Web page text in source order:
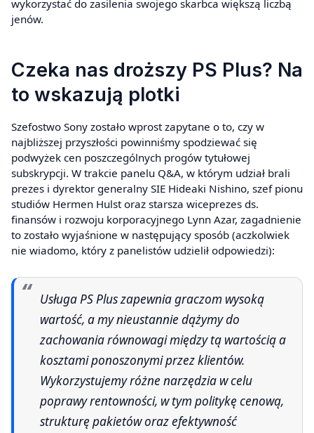
wykorzystać do zasilenia swojego skarbca większą liczbą
jenów.
Czeka nas droższy PS Plus? Na
to wskazują plotki
Szefostwo Sony zostało wprost zapytane o to, czy w
najbliższej przyszłości powinniśmy spodziewać się
podwyżek cen poszczególnych progów tytułowej
subskrypcji. W trakcie panelu Q&A, w którym udział brali
prezes i dyrektor generalny SIE Hideaki Nishino, szef pionu
studiów Hermen Hulst oraz starsza wiceprezes ds.
finansów i rozwoju korporacyjnego Lynn Azar, zagadnienie
to zostało wyjaśnione w następujący sposób (aczkolwiek
nie wiadomo, który z panelistów udzielił odpowiedzi):
Usługa PS Plus zapewnia graczom wysoką
wartość, a my nieustannie dążymy do
zachowania równowagi między tą wartością a
kosztami ponoszonymi przez klientów.
Wykorzystujemy różne narzędzia w celu
poprawy rentowności, w tym politykę cenową,
strukturę pakietów oraz efektywność